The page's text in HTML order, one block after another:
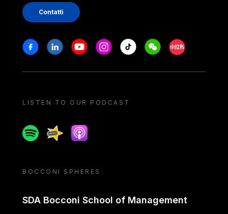
Contatti
Stay in touch
FacebookLinkedinYoutubeInstagram
Tiktok WeechatXiaohongshu/
LISTEN TO OUR PODCAST
SpotifySpreakerApple podcast
BOCCONI SPHERES
SDA Bocconi School of Management